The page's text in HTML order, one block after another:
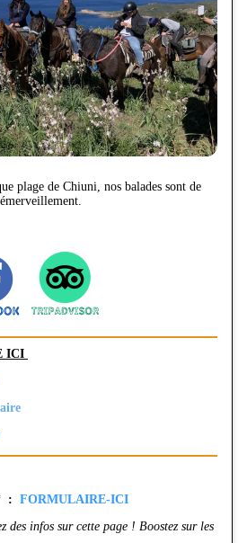
plage de Chiuni, nos balades sont de
ICI
: FORMULAIRE-ICI
des infos sur cette page ! Boostez sur les